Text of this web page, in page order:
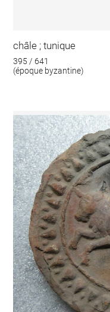
châle ; tunique
395 / 641
(époque byzantine)